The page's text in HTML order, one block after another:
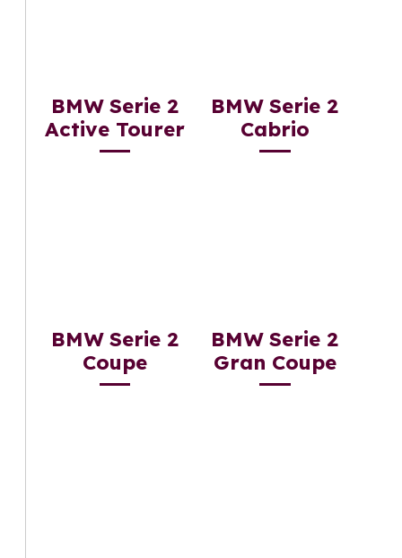
BMW Serie 2
Active Tourer
BMW Serie 2
Cabrio
BMW Serie 2
Coupe
BMW Serie 2
Gran Coupe